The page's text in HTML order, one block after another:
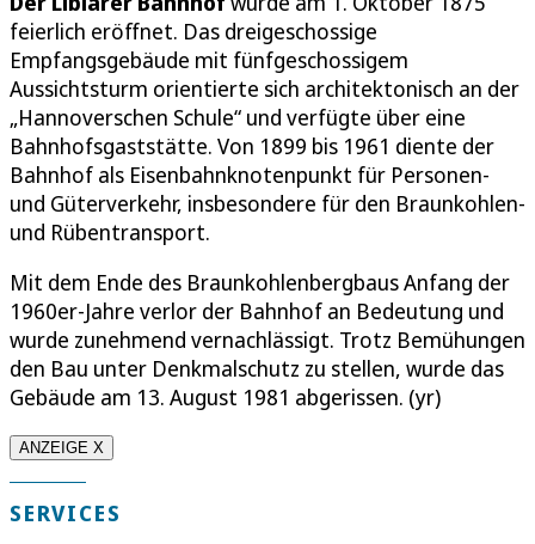
feierlich eröffnet. Das dreigeschossige
Empfangsgebäude mit fünfgeschossigem
Aussichtsturm orientierte sich architektonisch an der
„Hannoverschen Schule“ und verfügte über eine
Bahnhofsgaststätte. Von 1899 bis 1961 diente der
Bahnhof als Eisenbahnknotenpunkt für Personen-
und Güterverkehr, insbesondere für den Braunkohlen-
und Rübentransport.
Mit dem Ende des Braunkohlenbergbaus Anfang der
1960er-Jahre verlor der Bahnhof an Bedeutung und
wurde zunehmend vernachlässigt. Trotz Bemühungen
den Bau unter Denkmalschutz zu stellen, wurde das
Gebäude am 13. August 1981 abgerissen. (yr)
ANZEIGE X
SERVICES